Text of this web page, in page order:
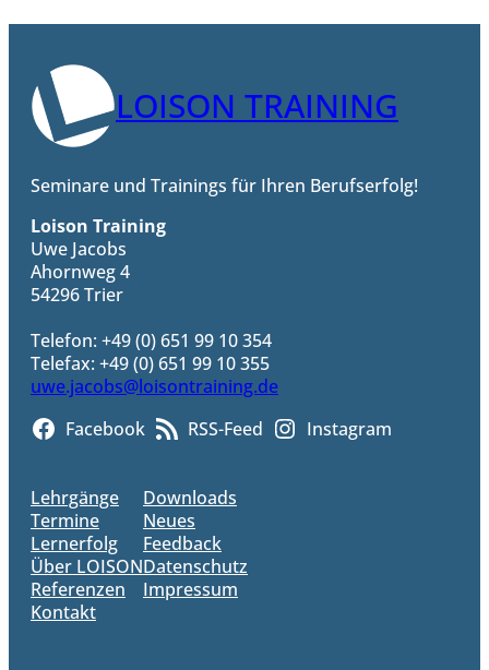
LOISON TRAINING
Seminare und Trainings für Ihren Berufserfolg!
Loison Training
Uwe Jacobs
Ahornweg 4
54296 Trier
Telefon: +49 (0) 651 99 10 354
Telefax: +49 (0) 651 99 10 355
uwe.jacobs@loisontraining.de
Facebook RSS-Feed Instagram
Lehrgänge
Termine
Lernerfolg
Über LOISON
Referenzen
Kontakt
Downloads
Neues
Feedback
Datenschutz
Impressum